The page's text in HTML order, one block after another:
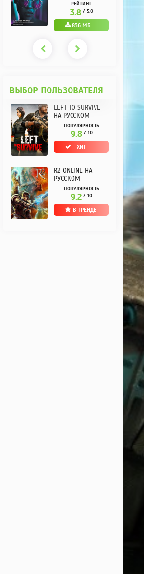
(10.3.0.10) НА
РУССКОМ REPACK
ОТ KPOJIUK
РЕЙТИНГ
3.8 / 5.0
836 МБ
ВЫБОР ПОЛЬЗОВАТЕЛЯ
LEFT TO SURVIVE
НА РУССКОМ
ПОПУЛЯРНОСТЬ
9.8 / 10
ХИТ
R2 ONLINE НА
РУССКОМ
ПОПУЛЯРНОСТЬ
9.2 / 10
В ТРЕНДЕ